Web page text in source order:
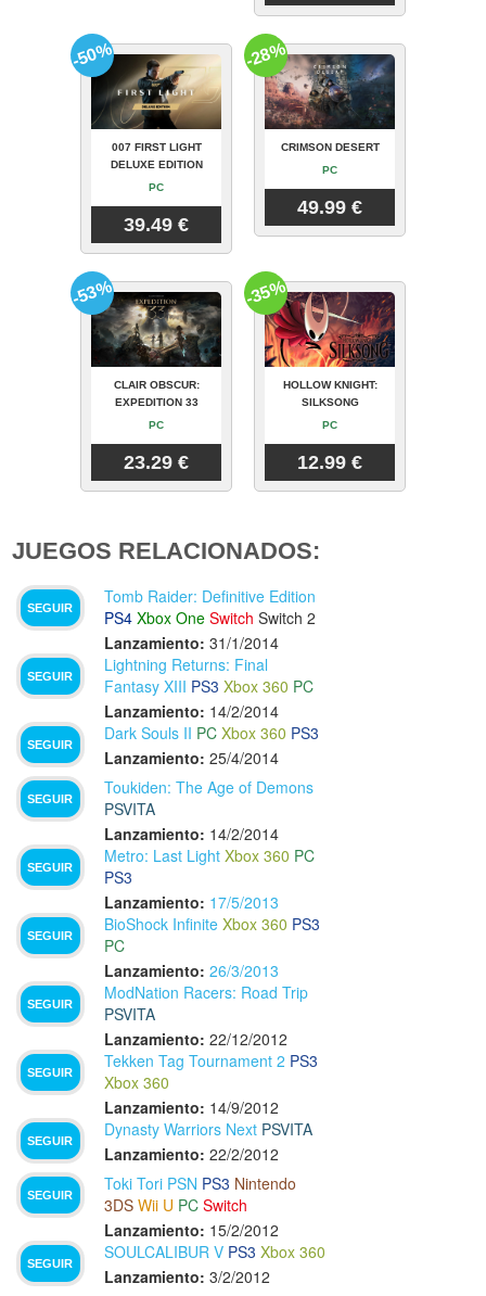
007 FIRST LIGHT
DELUXE EDITION
PC
39.49 €
-50%
CRIMSON DESERT
PC
49.99 €
-28%
CLAIR OBSCUR:
EXPEDITION 33
PC
23.29 €
-53%
HOLLOW KNIGHT:
SILKSONG
PC
12.99 €
-35%
JUEGOS RELACIONADOS:
SEGUIR
Tomb Raider: Definitive Edition
PS4 Xbox One Switch Switch 2
Lanzamiento: 31/1/2014
SEGUIR
Lightning Returns: Final
Fantasy XIII PS3 Xbox 360 PC
Lanzamiento: 14/2/2014
SEGUIR
Dark Souls II PC Xbox 360 PS3
Lanzamiento: 25/4/2014
SEGUIR
Toukiden: The Age of Demons
PSVITA
Lanzamiento: 14/2/2014
SEGUIR
Metro: Last Light Xbox 360 PC
PS3
Lanzamiento: 17/5/2013
SEGUIR
BioShock Infinite Xbox 360 PS3
PC
Lanzamiento: 26/3/2013
SEGUIR
ModNation Racers: Road Trip
PSVITA
Lanzamiento: 22/12/2012
SEGUIR
Tekken Tag Tournament 2 PS3
Xbox 360
Lanzamiento: 14/9/2012
SEGUIR
Dynasty Warriors Next PSVITA
Lanzamiento: 22/2/2012
SEGUIR
Toki Tori PSN PS3 Nintendo
3DS Wii U PC Switch
Lanzamiento: 15/2/2012
SEGUIR
SOULCALIBUR V PS3 Xbox 360
Lanzamiento: 3/2/2012